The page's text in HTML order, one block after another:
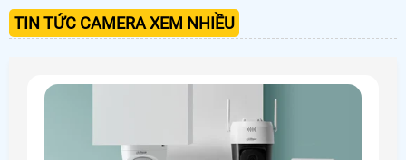
TIN TỨC CAMERA XEM NHIỀU